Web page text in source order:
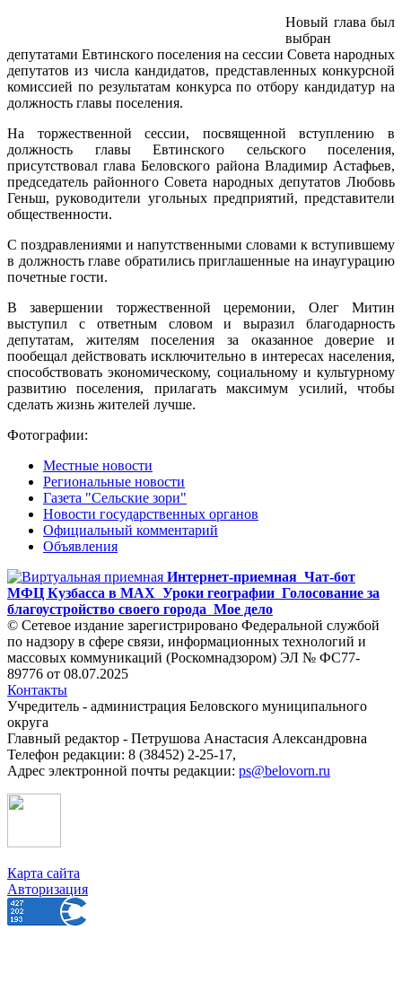
Новый глава был
выбран
депутатами Евтинского поселения на сессии Совета народных
депутатов из числа кандидатов, представленных конкурсной
комиссией по результатам конкурса по отбору кандидатур на
должность главы поселения.
На торжественной сессии, посвященной вступлению в
должность главы Евтинского сельского поселения,
присутствовал глава Беловского района Владимир Астафьев,
председатель районного Совета народных депутатов Любовь
Геньш, руководители угольных предприятий, представители
общественности.
С поздравлениями и напутственными словами к вступившему
в должность главе обратились приглашенные на инаугурацию
почетные гости.
В завершении торжественной церемонии, Олег Митин
выступил с ответным словом и выразил благодарность
депутатам, жителям поселения за оказанное доверие и
пообещал действовать исключительно в интересах населения,
способствовать экономическому, социальному и культурному
развитию поселения, прилагать максимум усилий, чтобы
сделать жизнь жителей лучше.
Фотографии:
Местные новости
Региональные новости
Газета "Сельские зори"
Новости государственных органов
Официальный комментарий
Объявления
Интернет-приемная Чат-бот
МФЦ Кузбасса в MAX Уроки географии Голосование за
благоустройство своего города Мое дело
© Сетевое издание зарегистрировано Федеральной службой
по надзору в сфере связи, информационных технологий и
массовых коммуникаций (Роскомнадзором) ЭЛ № ФС77-
89776 от 08.07.2025
Контакты
Учредитель - администрация Беловского муниципального
округа
Главный редактор - Петрушова Анастасия Александровна
Телефон редакции: 8 (38452) 2-25-17,
Адрес электронной почты редакции: ps@belovorn.ru
Карта сайта
Авторизация